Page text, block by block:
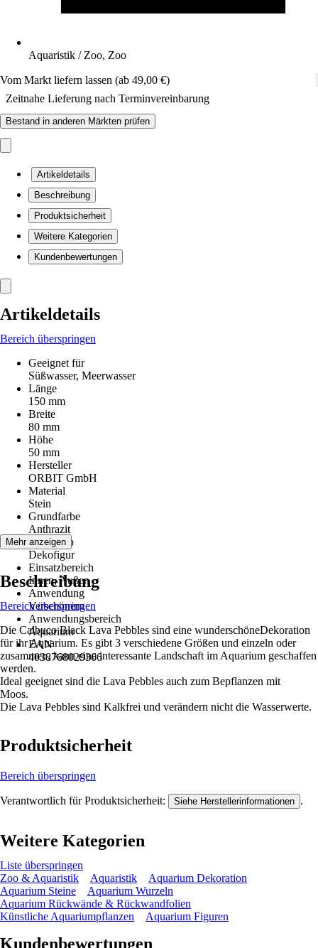
Aquaristik / Zoo, Zoo
Vom Markt liefern lassen (ab 49,00 €)
Zeitnahe Lieferung nach Terminvereinbarung
Bestand in anderen Märkten prüfen
Artikeldetails
Beschreibung
Produktsicherheit
Weitere Kategorien
Kundenbewertungen
Artikeldetails
Bereich überspringen
Geeignet für
Süßwasser, Meerwasser
Länge
150 mm
Breite
80 mm
Höhe
50 mm
Hersteller
ORBIT GmbH
Material
Stein
Grundfarbe
Anthrazit
Artikeltyp
Dekofigur
Einsatzbereich
Innen, Außen
Anwendung
Verschönern
Anwendungsbereich
Aquarium
EAN
4038768029366
Mehr anzeigen
Beschreibung
Bereich überspringen
Die Calbuco Black Lava Pebbles sind eine wunderschöneDekoration
für ihr Aquarium. Es gibt 3 verschiedene Größen und einzeln oder
zusammen, kann eine interessante Landschaft im Aquarium geschaffen
werden.
Ideal geeignet sind die Lava Pebbles auch zum Bepflanzen mit
Moos.
Die Lava Pebbles sind Kalkfrei und verändern nicht die Wasserwerte.
Produktsicherheit
Bereich überspringen
Verantwortlich für Produktsicherheit: Siehe Herstellerinformationen .
Weitere Kategorien
Liste überspringen
Zoo & Aquaristik
Aquaristik
Aquarium Dekoration
Aquarium Steine
Aquarium Wurzeln
Aquarium Rückwände & Rückwandfolien
Künstliche Aquariumpflanzen
Aquarium Figuren
Kundenbewertungen